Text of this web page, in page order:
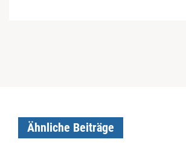
Ähnliche Beiträge